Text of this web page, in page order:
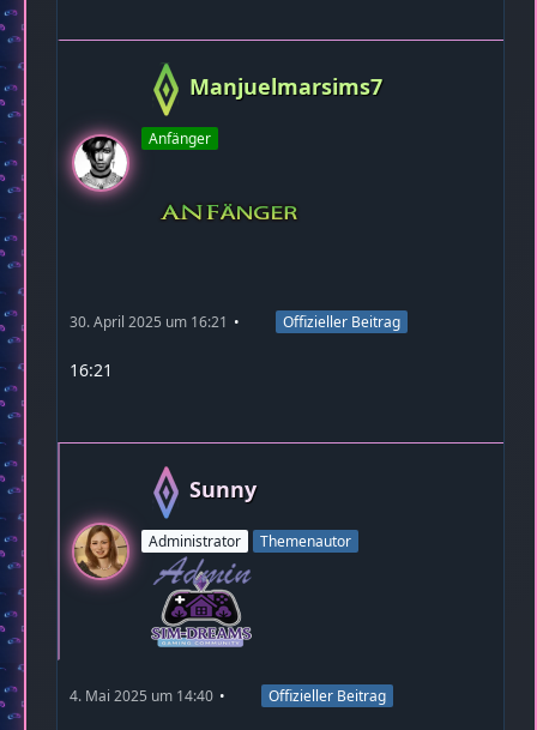
Manjuelmarsims7
Anfänger
30. April 2025 um 16:21 Offizieller Beitrag
16:21
Sunny
Administrator Themenautor
4. Mai 2025 um 14:40 Offizieller Beitrag